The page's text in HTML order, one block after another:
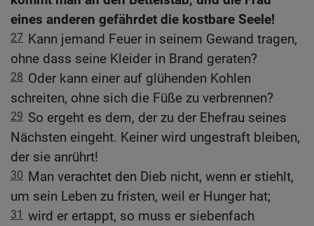
eines anderen gefährdet die kostbare Seele!
27 Kann jemand Feuer in seinem Gewand tragen,
ohne dass seine Kleider in Brand geraten?
28 Oder kann einer auf glühenden Kohlen
schreiten, ohne sich die Füße zu verbrennen?
29 So ergeht es dem, der zu der Ehefrau seines
Nächsten eingeht. Keiner wird ungestraft bleiben,
der sie anrührt!
30 Man verachtet den Dieb nicht, wenn er stiehlt,
um sein Leben zu fristen, weil er Hunger hat;
31 wird er ertappt, so muss er siebenfach